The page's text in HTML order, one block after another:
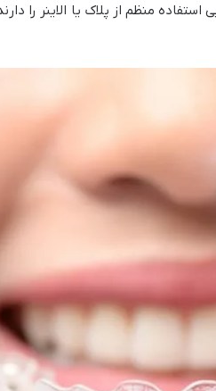
منظم از پلاک یا الاینر را